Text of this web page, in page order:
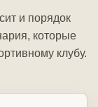
и порядок
которые
клубу.